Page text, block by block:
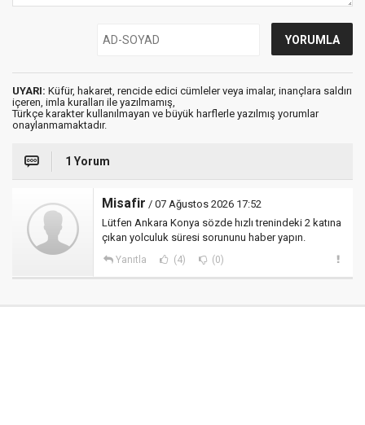
UYARI: Küfür, hakaret, rencide edici cümleler veya imalar, inançlara saldırı
içeren, imla kuralları ile yazılmamış,
Türkçe karakter kullanılmayan ve büyük harflerle yazılmış yorumlar
onaylanmamaktadır.
1 Yorum
Misafir / 07 Ağustos 2026 17:52
Lütfen Ankara Konya sözde hızlı trenindeki 2 katına
çıkan yolculuk süresi sorununu haber yapın.
Yanıtla (4) (0)